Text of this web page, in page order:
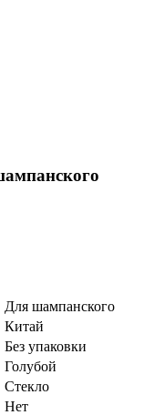
Для шампанского
Китай
Без упаковки
Голубой
Стекло
Нет